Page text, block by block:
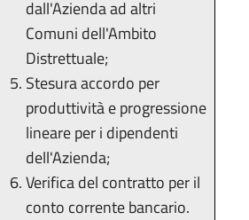
dall'Azienda ad altri
Comuni dell'Ambito
Distrettuale;
Stesura accordo per
produttività e progressione
lineare per i dipendenti
dell'Azienda;
Verifica del contratto per il
conto corrente bancario.